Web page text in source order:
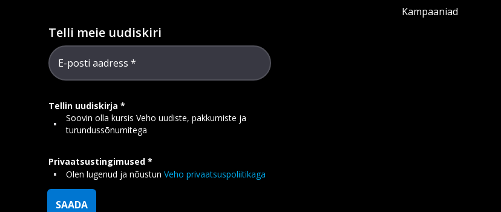
Telli meie uudiskiri
E-posti aadress
Tellin uudiskirja
Soovin olla kursis Veho uudiste, pakkumiste ja
turundussõnumitega
Privaatsustingimused
Olen lugenud ja nõustun Veho privaatsuspoliitikaga
SAADA
Kampaaniad